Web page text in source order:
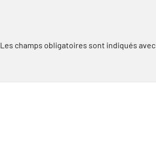
Les champs obligatoires sont indiqués avec